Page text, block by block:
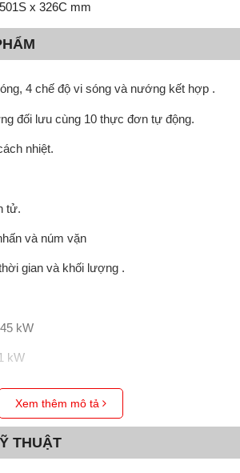
x 326C mm
4 chế độ vi sóng và nướng kết hợp .
đối lưu cùng 10 thực đơn tự động.
nhiệt.
tử.
và núm vặn
gian và khối lượng .
kW
kW
nướng, vỉ nướng
520R x 501S x 326C mm
Xem thêm mô tả
THUẬT